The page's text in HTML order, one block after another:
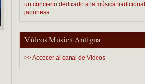
un concierto dedicado a la música tradicional
japonesa
Vídeos Música Antigua
>> Acceder al canal de Vídeos